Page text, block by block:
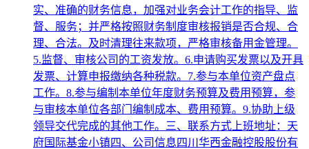
实、准确的财务信息，加强对业务会计工作的指导、监
督、服务；并严格按照财务制度审核报销是否合规、合
理、合法。及时清理往来款项，严格审核备用金管理。
5.监督、审核公司的工资发放。6.申请购买发票以及开具
发票、计算申报缴纳各种税款。7.参与本单位资产盘点
工作。8.参与编制本单位年度财务预算及费用预算，参
与审核本单位各部门编制成本、费用预算。9.协助上级
领导交代完成的其他工作。三、联系方式上班地址：天
府国际基金小镇四、公司信息四川华西金融控股股份有